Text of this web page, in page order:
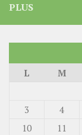
PLUS
L
M
3
4
10
11